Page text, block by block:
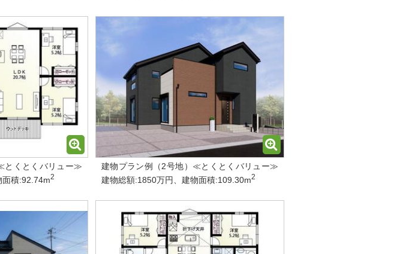
とくとくバリュー≫
積:92.74m2
建物プラン例（2号地）≪とくとくバリュー≫
建物総額:1850万円、建物面積:109.30m2